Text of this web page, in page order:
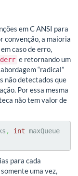
em C ANSI para
convenção, a maioria
caso de erro,
e retornando um
“radical”
não detectados que
Por essa mesma
não tem valor de
, int maxQueue
para cada
uma vez,